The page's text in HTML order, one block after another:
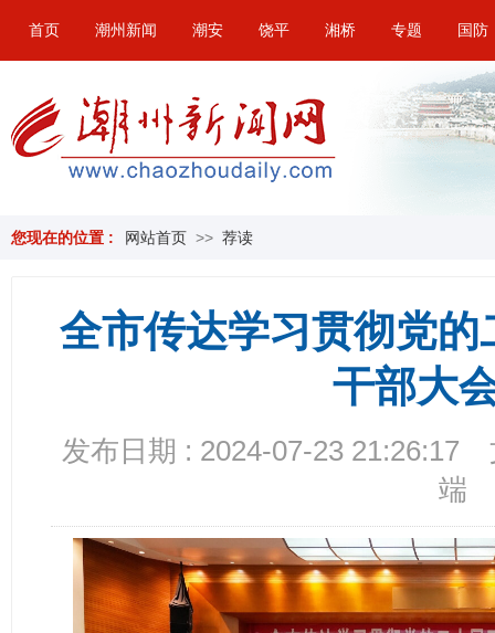
首页 潮州新闻 潮安 饶平 湘桥 专题 国防
您现在的位置 : 网站首页 >> 荐读
全市传达学习贯彻党
干部大
发布日期 : 2024-07-23 21:26:17
端